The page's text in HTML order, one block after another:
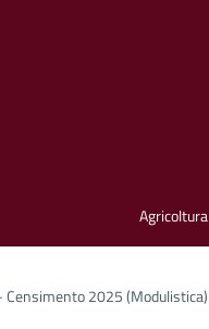
Agricoltura
2025 (Modulistica)